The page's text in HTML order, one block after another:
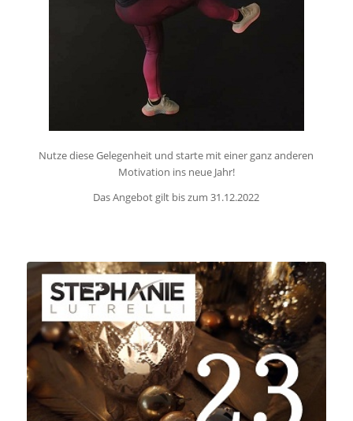
Nutze diese Gelegenheit und starte mit einer ganz anderen
Motivation ins neue Jahr!
Das Angebot gilt bis zum 31.12.2022